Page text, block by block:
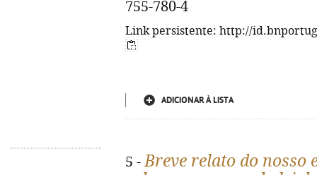
755-780-4
Link persistente: http://
ADICIONAR À LISTA
5 -Breve relato do nosso